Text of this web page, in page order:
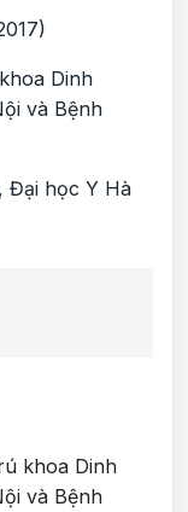
Dinh
và Bệnh
Đại học Y Hà
khoa Dinh
và Bệnh